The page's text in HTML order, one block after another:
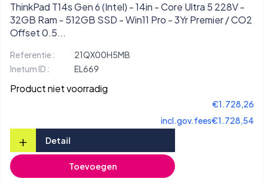
ThinkPad T14s Gen 6 (Intel) - 14in - Core Ultra 5 228V -
32GB Ram - 512GB SSD - Win11 Pro - 3Yr Premier / CO2
Offset 0.5...
Referentie :
21QX00H5MB
Inetum ID :
EL669
Product niet voorradig
€1.728,26
incl.gov.fees€1.728,54
+ Detail
Toevoegen